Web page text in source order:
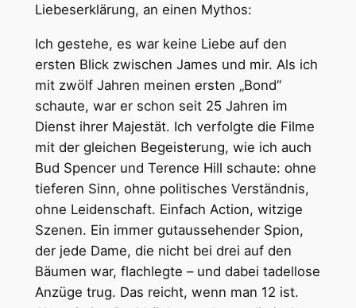
Liebeserklärung, an einen Mythos:
Ich gestehe, es war keine Liebe auf den
ersten Blick zwischen James und mir. Als ich
mit zwölf Jahren meinen ersten „Bond“
schaute, war er schon seit 25 Jahren im
Dienst ihrer Majestät. Ich verfolgte die Filme
mit der gleichen Begeisterung, wie ich auch
Bud Spencer und Terence Hill schaute: ohne
tieferen Sinn, ohne politisches Verständnis,
ohne Leidenschaft. Einfach Action, witzige
Szenen. Ein immer gutaussehender Spion,
der jede Dame, die nicht bei drei auf den
Bäumen war, flachlegte – und dabei tadellose
Anzüge trug. Das reicht, wenn man 12 ist.